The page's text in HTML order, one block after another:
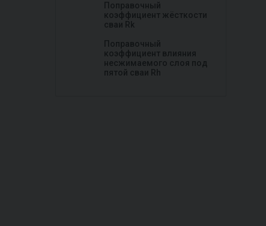
Поправочный
коэффициент жёсткости
сваи Rk
Поправочный
коэффициент влияния
несжимаемого слоя под
пятой сваи Rh